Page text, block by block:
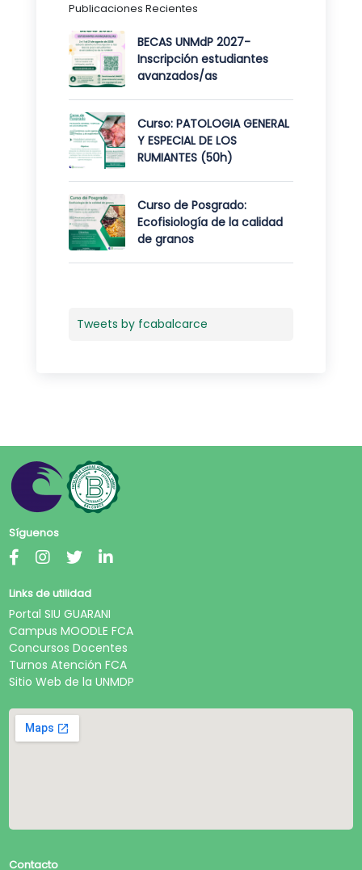
Publicaciones Recientes
BECAS UNMdP 2027-
Inscripción estudiantes
avanzados/as
Curso: PATOLOGIA GENERAL
Y ESPECIAL DE LOS
RUMIANTES (50h)
Curso de Posgrado:
Ecofisiología de la calidad
de granos
Tweets by fcabalcarce
Síguenos
Links de utilidad
Portal SIU GUARANI
Campus MOODLE FCA
Concursos Docentes
Turnos Atención FCA
Sitio Web de la UNMDP
Contacto